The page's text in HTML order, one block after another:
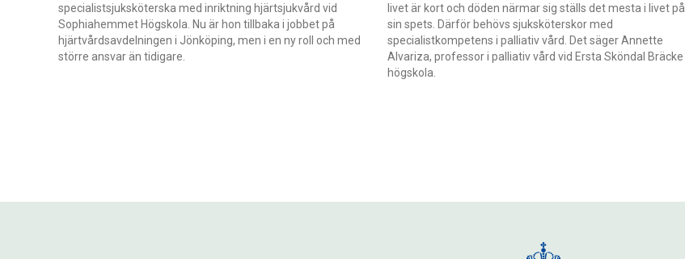
specialistsjuksköterska med inriktning hjärtsjukvård vid
Sophiahemmet Högskola. Nu är hon tillbaka i jobbet på
hjärtvårdsavdelningen i Jönköping, men i en ny roll och med
större ansvar än tidigare.
livet är kort och döden närmar sig ställs det mesta i livet på
sin spets. Därför behövs sjuksköterskor med
specialistkompetens i palliativ vård. Det säger Annette
Alvariza, professor i palliativ vård vid Ersta Sköndal Bräcke
högskola.